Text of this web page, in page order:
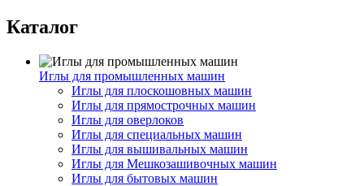
Каталог
Иглы для промышленных машин
Иглы для плоскошовных машин
Иглы для прямострочных машин
Иглы для оверлоков
Иглы для специальных машин
Иглы для вышивальных машин
Иглы для Мешкозашивочных машин
Иглы для бытовых машин